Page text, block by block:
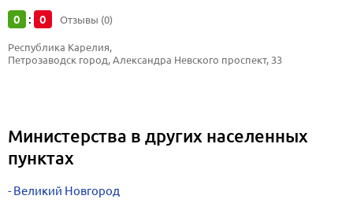
0 : 0 Отзывы (0)
Республика Карелия,
Петрозаводск город, Александра Невского проспект, 33
Министерства в других населенных
пунктах
Великий Новгород